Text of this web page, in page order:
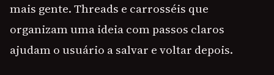
mais gente. Threads e carrosséis que
organizam uma ideia com passos claros
ajudam o usuário a salvar e voltar depois.